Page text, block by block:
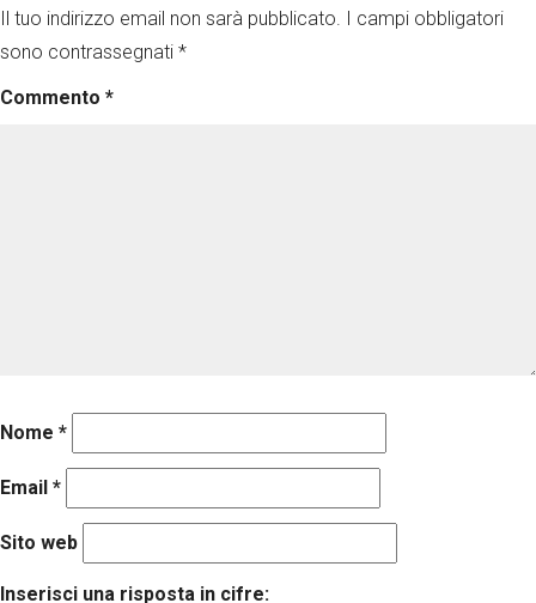
Il tuo indirizzo email non sarà pubblicato. I campi obbligatori
sono contrassegnati *
Commento *
Nome *
Email *
Sito web
Inserisci una risposta in cifre: